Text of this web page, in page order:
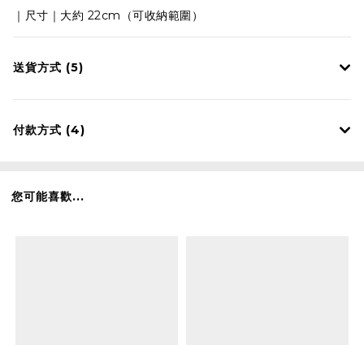
｜尺寸｜大約 22cm（可收納範圍）
送貨方式 (5)
付款方式 (4)
您可能喜歡...